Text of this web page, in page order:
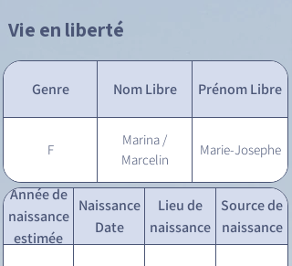
Vie en liberté
Genre Nom Libre Prénom Libre
F
Marina /
Marcelin
Marie-Josephe
Année de
naissance
estimée
Naissance
Date
Lieu de
naissance
Source de
naissance